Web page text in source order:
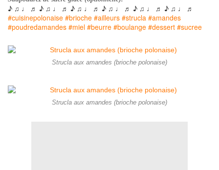
♪ ♫ ♩ ♬ ♪ ♫ ♩ ♬ ♪ ♫ ♩ ♬ ♪ ♫ ♩ ♬ ♪ ♫ ♩ ♬ ♪ ♫ ♩ ♬
#cuisinepolonaise #brioche #ailleurs #strucla #amandes
#poudredamandes #miel #beurre #boulange #dessert #sucree
Strucla aux amandes (brioche polonaise)
Strucla aux amandes (brioche polonaise)